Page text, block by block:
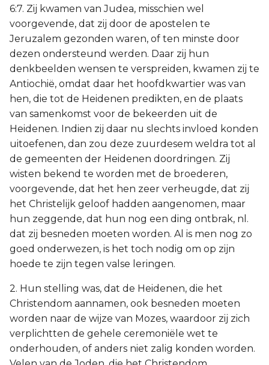
6:7. Zij kwamen van Judea, misschien wel
voorgevende, dat zij door de apostelen te
Jeruzalem gezonden waren, of ten minste door
dezen ondersteund werden. Daar zij hun
denkbeelden wensen te verspreiden, kwamen zij te
Antiochië, omdat daar het hoofdkwartier was van
hen, die tot de Heidenen predikten, en de plaats
van samenkomst voor de bekeerden uit de
Heidenen. Indien zij daar nu slechts invloed konden
uitoefenen, dan zou deze zuurdesem weldra tot al
de gemeenten der Heidenen doordringen. Zij
wisten bekend te worden met de broederen,
voorgevende, dat het hen zeer verheugde, dat zij
het Christelijk geloof hadden aangenomen, maar
hun zeggende, dat hun nog een ding ontbrak, nl.
dat zij besneden moeten worden. Al is men nog zo
goed onderwezen, is het toch nodig om op zijn
hoede te zijn tegen valse leringen.
2. Hun stelling was, dat de Heidenen, die het
Christendom aannamen, ook besneden moeten
worden naar de wijze van Mozes, waardoor zij zich
verplichtten de gehele ceremoniële wet te
onderhouden, of anders niet zalig konden worden.